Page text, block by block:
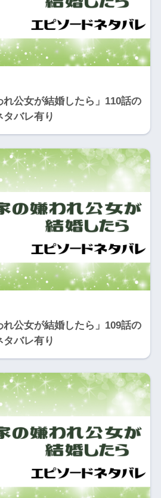
公女が結婚したら」110話の
バレ有り
公女が結婚したら」109話の
バレ有り